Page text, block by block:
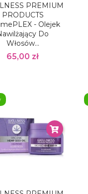
PREMIUM
PRODUCTS
- Olejek
Do
Włosów...
65,00 zł